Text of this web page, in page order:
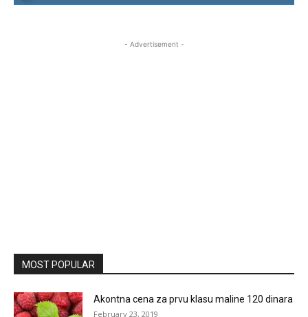
- Advertisement -
MOST POPULAR
Akontna cena za prvu klasu maline 120 dinara
February 23, 2019